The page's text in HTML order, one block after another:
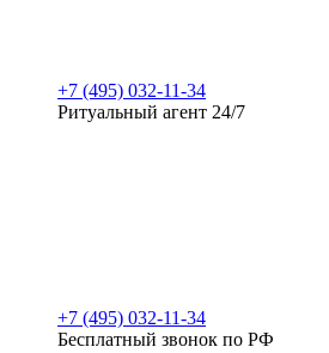
+7 (495) 032-11-34
Ритуальный агент 24/7
+7 (495) 032-11-34
Бесплатный звонок по РФ